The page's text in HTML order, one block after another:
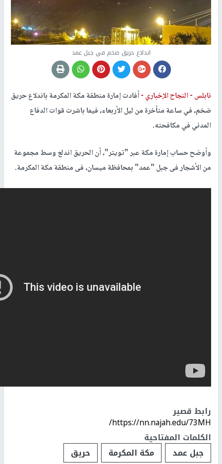
اندلاع حريق ضخم في جبل عمد
نابلس -النجاح الإخباري -أفادت إمارة منطقة مكة المكرمة باندلاع حريق
ضخم، في ساعة متأخرة من ليل الأربعاء، فيما باشرت قوات الدفاع
المدني في مكافحته.
وأوضح حساب إمارة مكة عبر "تويتر"، أن الحريق اندلع وسط مجموعة
من الأشجار فى جبل "عمد" بمحافظة ميسان، فى منطقة مكة المكرمة.
رابط قصير
https://nn.najah.edu/73MH/
الكلمات المفتاحية
جبل عمد
مكة المكرمة حريق